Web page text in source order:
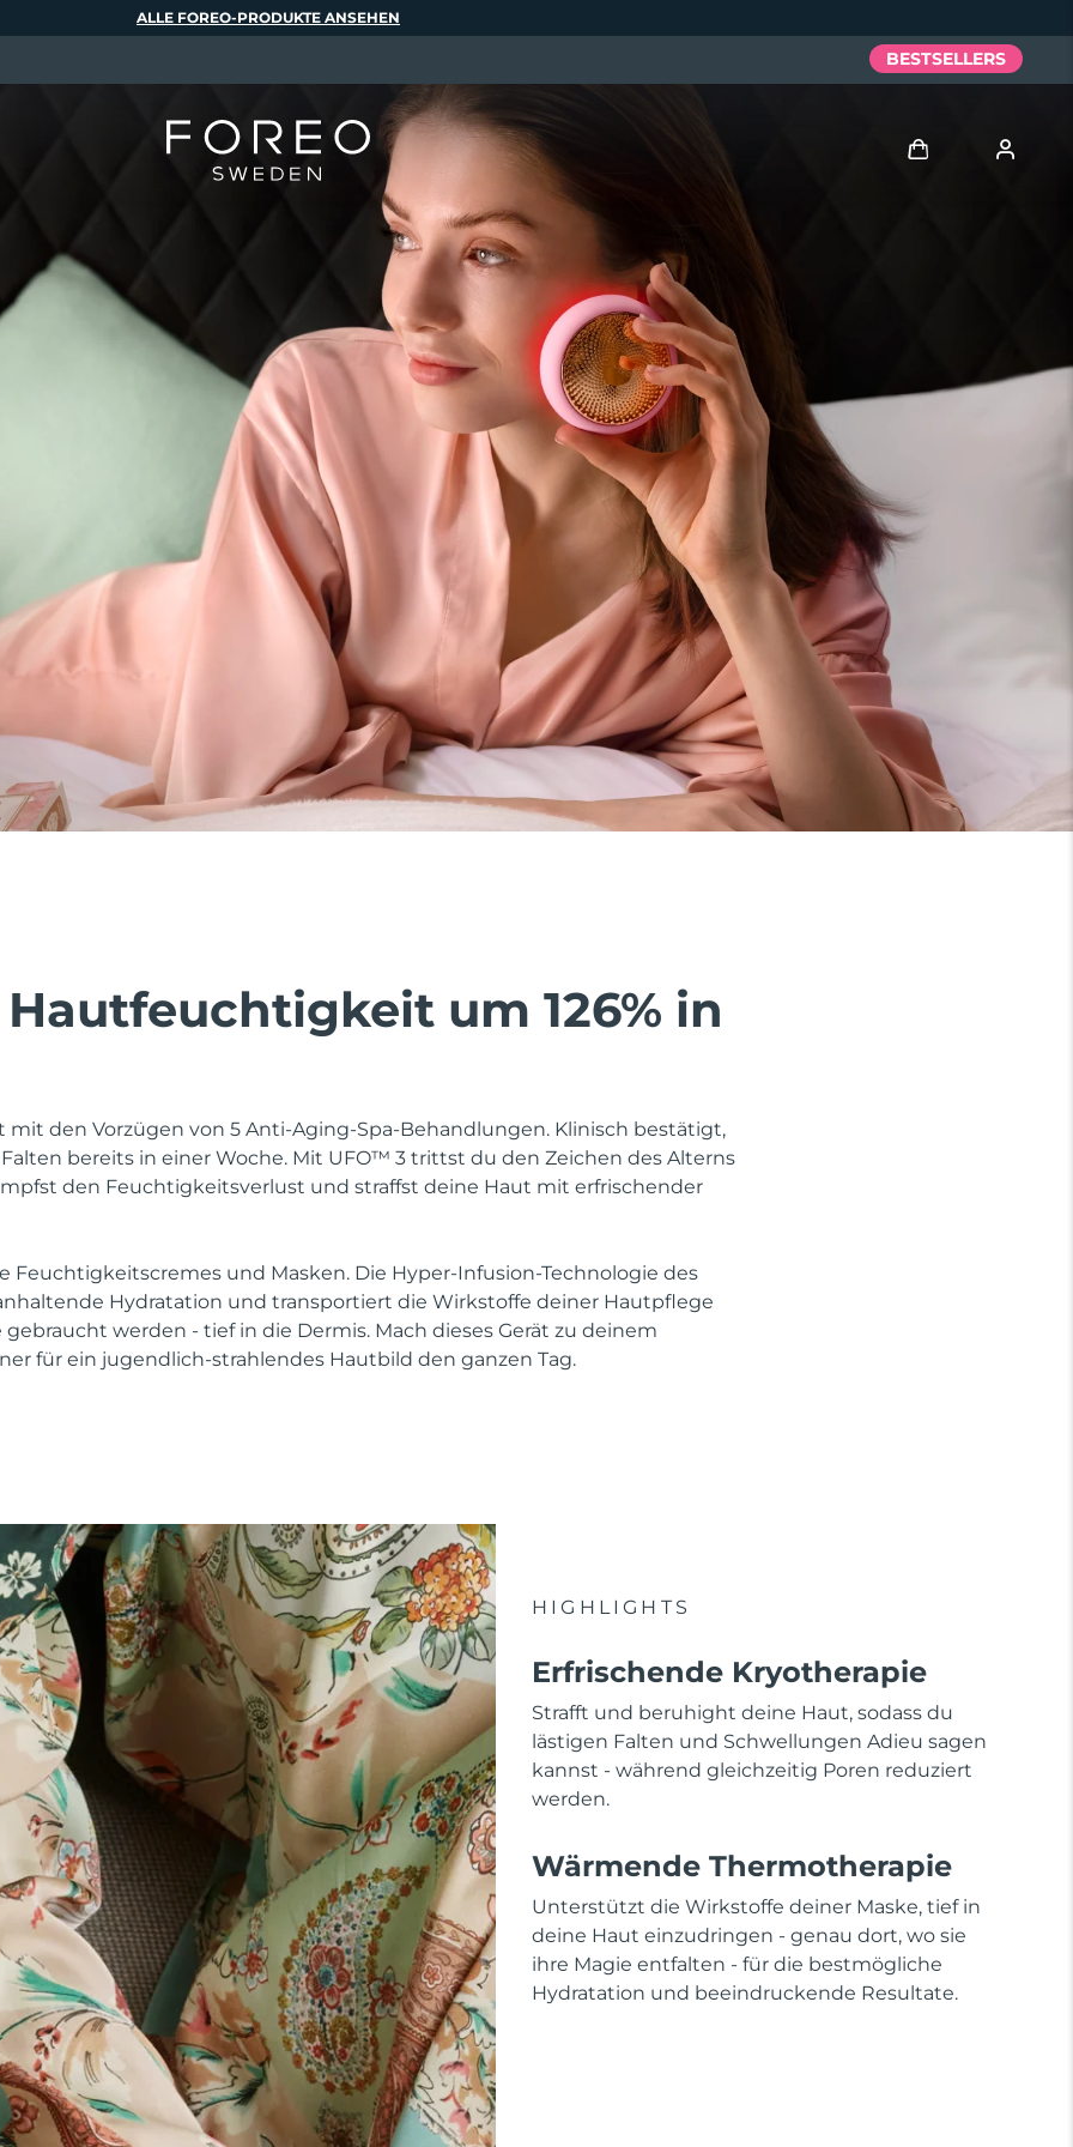
um 126% in
mit den Vorzügen von 5 Anti-Aging-Spa-Behandlungen. Klinisch bestätigt,
bereits in einer Woche. Mit UFO™ 3 trittst du den Zeichen des Alterns
den Feuchtigkeitsverlust und straffst deine Haut mit erfrischender
Feuchtigkeitscremes und Masken. Die Hyper-Infusion-Technologie des
Hydratation und transportiert die Wirkstoffe deiner Hautpflege
werden - tief in die Dermis. Mach dieses Gerät zu deinem
für ein jugendlich-strahlendes Hautbild den ganzen Tag.
HIGHLIGHTS
Erfrischende Kryotherapie
Strafft und beruhight deine Haut, sodass du
lästigen Falten und Schwellungen Adieu sagen
kannst - während gleichzeitig Poren reduziert
werden.
Wärmende Thermotherapie
Unterstützt die Wirkstoffe deiner Maske, tief in
deine Haut einzudringen - genau dort, wo sie
ihre Magie entfalten - für die bestmögliche
Hydratation und beeindruckende Resultate.
ALLE FOREO-PRODUKTE ANSEHEN
BESTSELLERS
Meine Bestellungen
Meine Abonnements